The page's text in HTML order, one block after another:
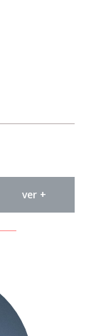
ver +